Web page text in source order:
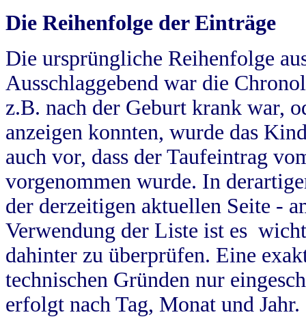
Die Reihenfolge der Einträge
Die ursprüngliche Reihenfolge
Ausschlaggebend war die
z.B. nach der Geburt krank war,
anzeigen konnten, wurde das
auch vor, dass der Taufeintrag
vorgenommen wurde. In
der derzeitigen aktuellen Seite -
Verwendung der Liste ist es
dahinter zu überprüfen. Eine
technischen Gründen nur
erfolgt nach Tag, Monat und Jahr.